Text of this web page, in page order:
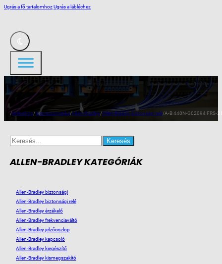
Ugrás a fő tartalomhozUgrás a lábléchez
/Webshop/Ipari automatika/Allen-Bradley/Allen-Bradley biztonsági relé/A-B 440N-G02094 FRS-
Search
for:
ALLEN-BRADLEY KATEGÓRIÁK
Allen-Bradley biztonsági
Allen-Bradley biztonsági relé
Allen-Bradley érzékelő
Allen-Bradley frekvenciaváltó
Allen-Bradley jelzőoszlop
Allen-Bradley kapcsoló
Allen-Bradley kiegészítő
Allen-Bradley kismegszakító